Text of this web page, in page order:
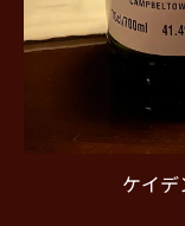
ケイ